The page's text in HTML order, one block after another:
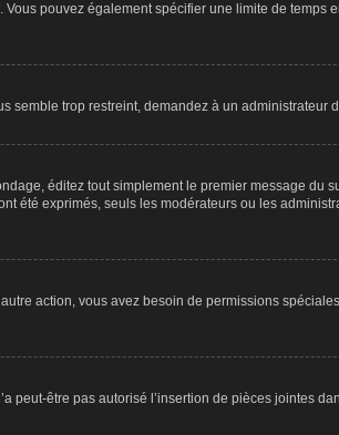
pouvez également spécifier une limite de temps
trop restreint, demandez à un administrateur
éditez tout simplement le premier message du
été exprimés, seuls les modérateurs ou les
action, vous avez besoin de permissions
peut-être pas autorisé l’insertion de pièces jointes